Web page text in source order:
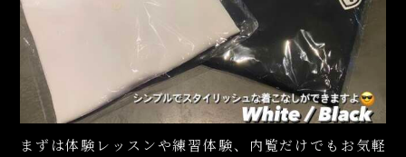
まずは体験レッスンや練習体験、内覧だけでもお気軽